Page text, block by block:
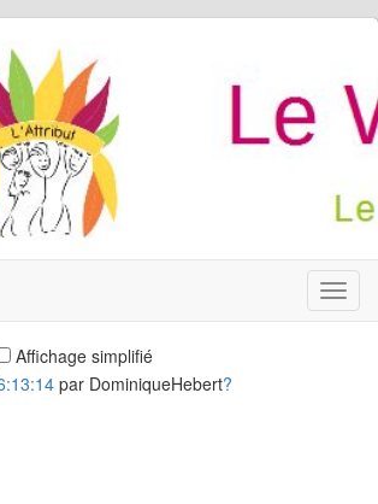
Affichage simplifié
par DominiqueHebert?